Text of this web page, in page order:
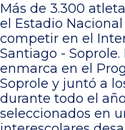
Más de 3.300
el Estadio
competir en el
Santiago -
enmarca en el
Soprole y juntó a
durante todo el
seleccionados en